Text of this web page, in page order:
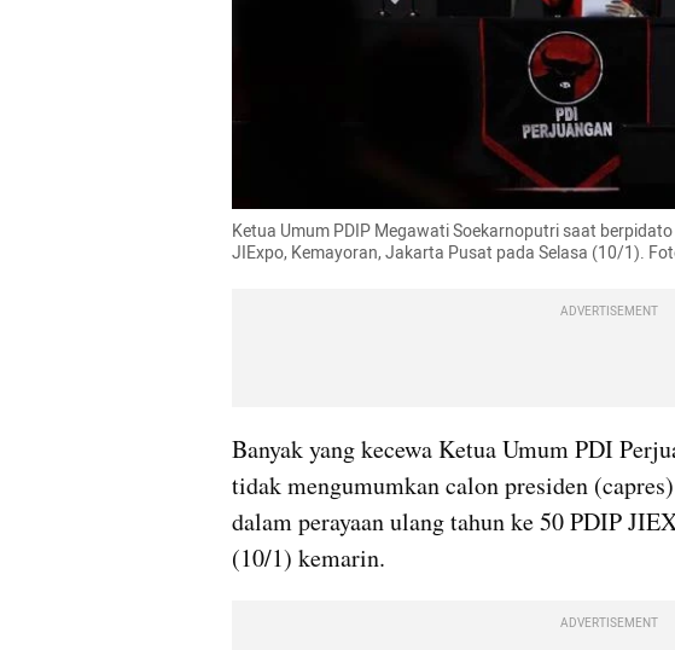
Ketua Umum PDIP Megawati Soekarnoputri saat
JIExpo, Kemayoran, Jakarta Pusat pada Selasa (10/1).
ADVERTISEMENT
Banyak yang kecewa Ketua Umum PDI
tidak mengumumkan calon presiden
dalam perayaan ulang tahun ke 50 PDIP
(10/1) kemarin.
ADVERTISEMENT